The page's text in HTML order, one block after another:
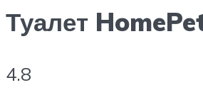
Туалет
4.8